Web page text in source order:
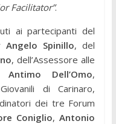
Facilitator”.
ai partecipanti del
Angelo Spinillo, del
, dell’Assessore alle
Antimo Dell’Omo,
di Carinaro,
dei tre Forum
Coniglio,Antonio